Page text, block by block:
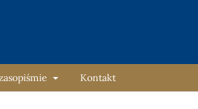
Kontakt